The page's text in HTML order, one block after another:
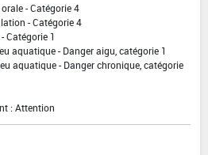
- Catégorie 4
- Catégorie 4
Catégorie 1
aquatique - Danger aigu, catégorie 1
aquatique - Danger chronique, catégorie
: Attention